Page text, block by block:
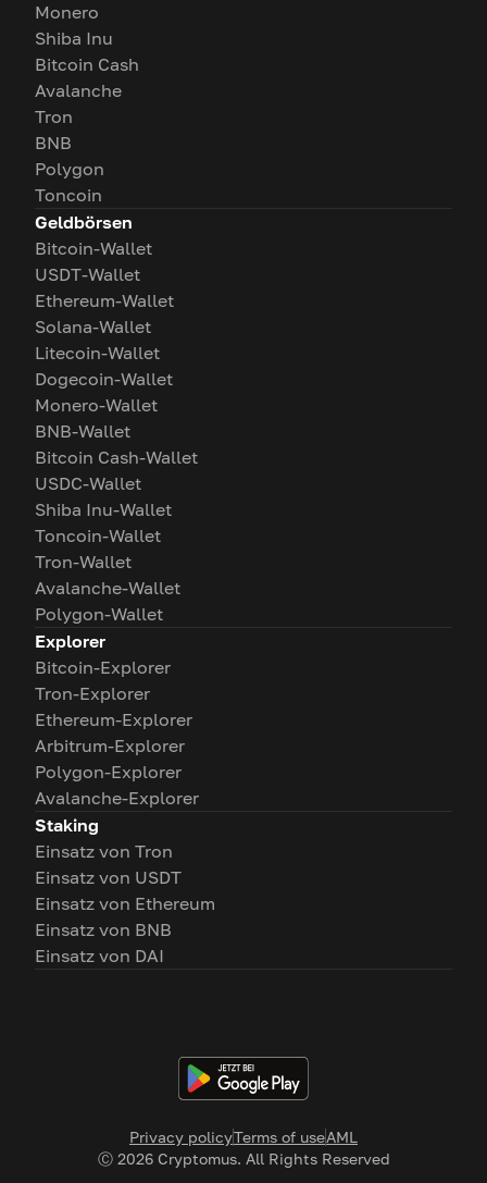
Privacy policyTerms of useAML
Ⓒ 2026Cryptomus. All Rights Reserved
Monero
Shiba Inu
Bitcoin Cash
Avalanche
Tron
BNB
Polygon
Toncoin
Geldbörsen
Bitcoin-Wallet
USDT-Wallet
Ethereum-Wallet
Solana-Wallet
Litecoin-Wallet
Dogecoin-Wallet
Monero-Wallet
BNB-Wallet
Bitcoin Cash-Wallet
USDC-Wallet
Shiba Inu-Wallet
Toncoin-Wallet
Tron-Wallet
Avalanche-Wallet
Polygon-Wallet
Explorer
Bitcoin-Explorer
Tron-Explorer
Ethereum-Explorer
Arbitrum-Explorer
Polygon-Explorer
Avalanche-Explorer
Staking
Einsatz von Tron
Einsatz von USDT
Einsatz von Ethereum
Einsatz von BNB
Einsatz von DAI